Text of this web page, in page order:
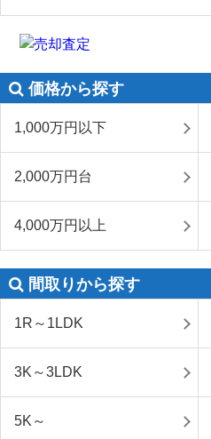
価格から探す
1,000万円以下
2,000万円台
4,000万円以上
間取りから探す
1R～1LDK
3K～3LDK
5K～